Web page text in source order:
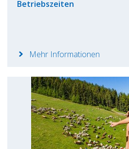
Betriebszeiten
Mehr Informationen